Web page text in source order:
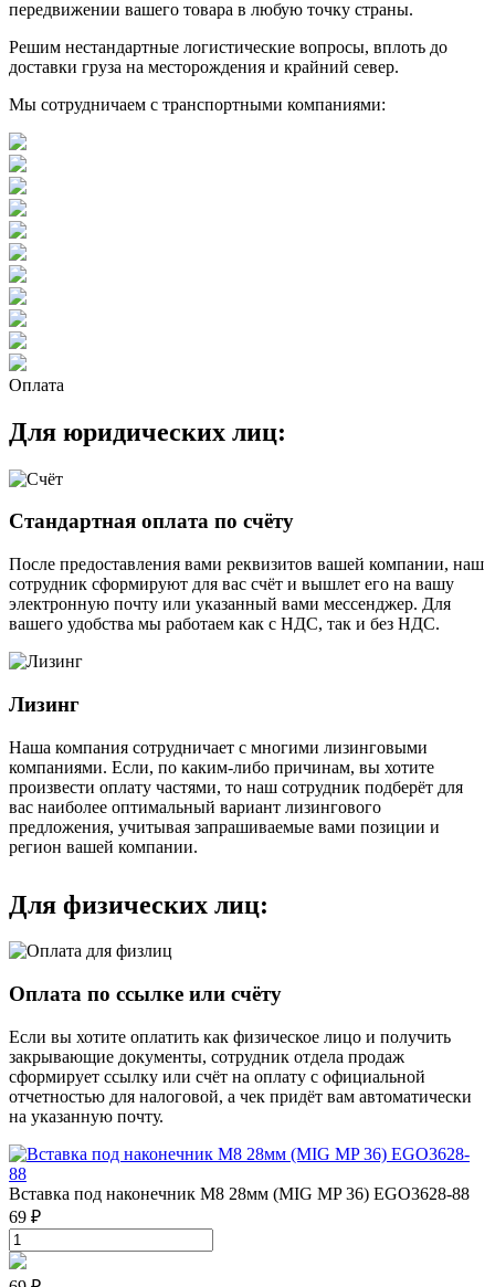
передвижении вашего товара в любую точку страны.
Решим нестандартные логистические вопросы, вплоть до
доставки груза на месторождения и крайний север.
Мы сотрудничаем с транспортными компаниями:
Оплата
Для юридических лиц:
Стандартная оплата по счёту
После предоставления вами реквизитов вашей компании, наш
сотрудник сформируют для вас счёт и вышлет его на вашу
электронную почту или указанный вами мессенджер. Для
вашего удобства мы работаем как с НДС, так и без НДС.
Лизинг
Наша компания сотрудничает с многими лизинговыми
компаниями. Если, по каким-либо причинам, вы хотите
произвести оплату частями, то наш сотрудник подберёт для
вас наиболее оптимальный вариант лизингового
предложения, учитывая запрашиваемые вами позиции и
регион вашей компании.
Для физических лиц:
Оплата по ссылке или счёту
Если вы хотите оплатить как физическое лицо и получить
закрывающие документы, сотрудник отдела продаж
сформирует ссылку или счёт на оплату с официальной
отчетностью для налоговой, а чек придёт вам автоматически
на указанную почту.
Вставка под наконечник M8 28мм (MIG MP 36) EGO3628-88
69 ₽